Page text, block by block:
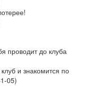
проводит до клуба
и знакомится по
05)